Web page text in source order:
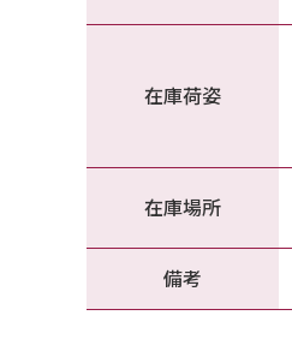
在庫荷姿
在庫場所
備考